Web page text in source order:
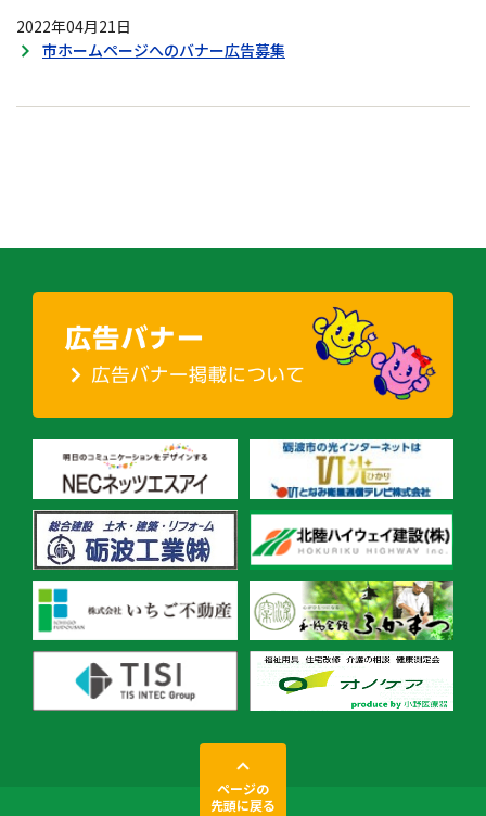
2022年04月21日
市ホームページへのバナー広告募集
ページの
先頭に戻る